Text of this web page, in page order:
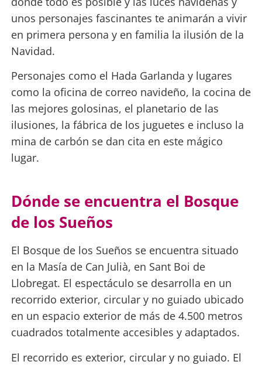
unos personajes fascinantes te animarán a vivir
en primera persona y en familia la ilusión de la
Navidad.
Personajes como el Hada Garlanda y lugares
como la oficina de correo navideño, la cocina de
las mejores golosinas, el planetario de las
ilusiones, la fábrica de los juguetes e incluso la
mina de carbón se dan cita en este mágico
lugar.
Dónde se encuentra el Bosque
de los Sueños
El Bosque de los Sueños se encuentra situado
en la Masía de Can Julià, en Sant Boi de
Llobregat. El espectáculo se desarrolla en un
recorrido exterior, circular y no guiado ubicado
en un espacio exterior de más de 4.500 metros
cuadrados totalmente accesibles y adaptados.
El recorrido es exterior, circular y no guiado. El